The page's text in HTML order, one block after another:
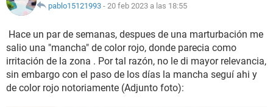
NUTRICIÓN
BIENESTAR
SEXUALIDAD
pablo15121993 - 20 feb 2023 a las 18:55
Hace un par de semanas, despues de una marturbación me
salio una "mancha" de color rojo, donde parecia como
irritación de la zona . Por tal razón, no le di mayor relevancia,
sin embargo con el paso de los días la mancha seguí ahi y
de color rojo notoriamente (Adjunto foto):